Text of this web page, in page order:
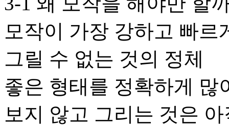
모작이 가장 강하고 빠르
그릴 수 없는 것의 정체
좋은 형태를 정확하게 많
보지 않고 그리는 것은